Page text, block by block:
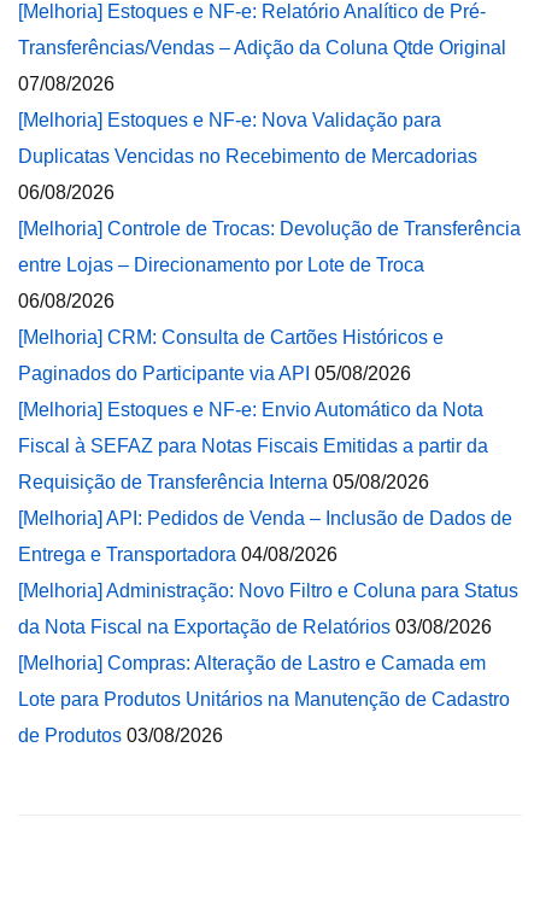
[Melhoria] Estoques e NF-e: Relatório Analítico de Pré-
Transferências/Vendas – Adição da Coluna Qtde Original
07/08/2026
[Melhoria] Estoques e NF-e: Nova Validação para
Duplicatas Vencidas no Recebimento de Mercadorias
06/08/2026
[Melhoria] Controle de Trocas: Devolução de Transferência
entre Lojas – Direcionamento por Lote de Troca
06/08/2026
[Melhoria] CRM: Consulta de Cartões Históricos e
Paginados do Participante via API 05/08/2026
[Melhoria] Estoques e NF-e: Envio Automático da Nota
Fiscal à SEFAZ para Notas Fiscais Emitidas a partir da
Requisição de Transferência Interna 05/08/2026
[Melhoria] API: Pedidos de Venda – Inclusão de Dados de
Entrega e Transportadora 04/08/2026
[Melhoria] Administração: Novo Filtro e Coluna para Status
da Nota Fiscal na Exportação de Relatórios 03/08/2026
[Melhoria] Compras: Alteração de Lastro e Camada em
Lote para Produtos Unitários na Manutenção de Cadastro
de Produtos 03/08/2026